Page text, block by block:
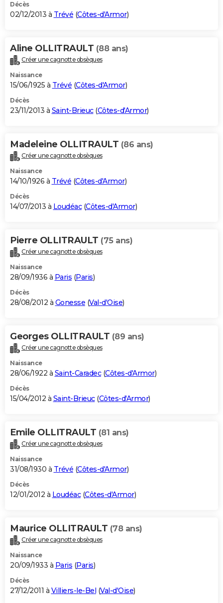
Décès
02/12/2013 à Trévé (Côtes-d'Armor)
Aline OLLITRAULT (88 ans)
Créer une cagnotte obsèques
Naissance
15/06/1925 à Trévé (Côtes-d'Armor)
Décès
23/11/2013 à Saint-Brieuc(Côtes-d'Armor)
Madeleine OLLITRAULT (86 ans)
Créer une cagnotte obsèques
Naissance
14/10/1926 à Trévé (Côtes-d'Armor)
Décès
14/07/2013 à Loudéac(Côtes-d'Armor)
Pierre OLLITRAULT (75 ans)
Créer une cagnotte obsèques
Naissance
28/09/1936 à Paris (Paris)
Décès
28/08/2012 à Gonesse (Val-d'Oise)
Georges OLLITRAULT (89 ans)
Créer une cagnotte obsèques
Naissance
28/06/1922 à Saint-Caradec(Côtes-d'Armor)
Décès
15/04/2012 à Saint-Brieuc(Côtes-d'Armor)
Emile OLLITRAULT (81 ans)
Créer une cagnotte obsèques
Naissance
31/08/1930 à Trévé (Côtes-d'Armor)
Décès
12/01/2012 à Loudéac(Côtes-d'Armor)
Maurice OLLITRAULT (78 ans)
Créer une cagnotte obsèques
Naissance
20/09/1933 à Paris (Paris)
Décès
27/12/2011 à Villiers-le-Bel (Val-d'Oise)